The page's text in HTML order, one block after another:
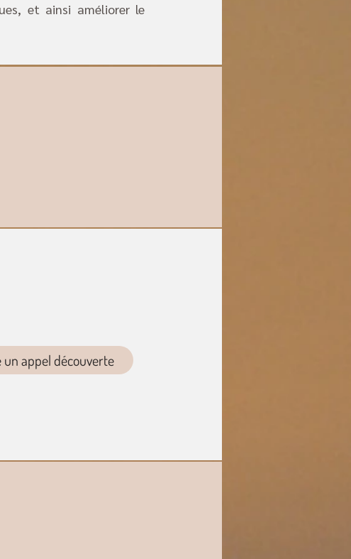
et ainsi améliorer le
appel découverte